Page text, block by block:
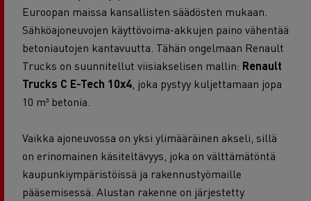
Euroopan maissa kansallisten säädösten mukaan.
Sähköajoneuvojen käyttövoima-akkujen paino vähentää
betoniautojen kantavuutta. Tähän ongelmaan Renault
Trucks on suunnitellut viisiakselisen mallin: Renault
Trucks C E-Tech 10x4 , joka pystyy kuljettamaan jopa
10 m³ betonia.
Vaikka ajoneuvossa on yksi ylimääräinen akseli, sillä
on erinomainen käsiteltävyys, joka on välttämätöntä
kaupunkiympäristöissä ja rakennustyömaille
pääsemisessä. Alustan rakenne on järjestetty